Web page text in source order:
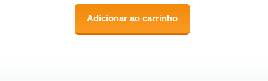
Adicionar ao carrinho